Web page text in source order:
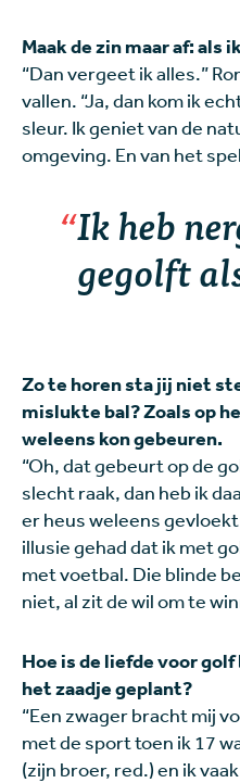
Maak de zin maar af: als
“Dan vergeet ik alles.”
vallen. “Ja, dan kom ik
sleur. Ik geniet van de
omgeving. En van het
Ik heb
gegolft
Zo te horen sta jij niet
mislukte bal? Zoals op
weleens kon gebeuren.
“Oh, dat gebeurt op de
slecht raak, dan heb ik
er heus weleens
illusie gehad dat ik met
met voetbal. Die blinde
niet, al zit de wil om te
Hoe is de liefde voor
het zaadje geplant?
“Een zwager bracht mij
met de sport toen ik 17
(zijn broer, red.) en ik